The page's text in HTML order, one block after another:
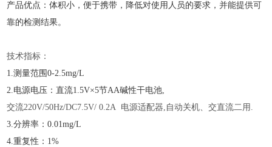
产品优点：体积小，便于携带，降低对使用人员的要求，并能提供可
靠的检测结果。
技术指标：
1.测量范围0-2.5mg/L
2.电源电压：直流1.5V×5节AA碱性干电池,
交流220V/50Hz/DC7.5V/ 0.2A 电源适配器,自动关机、交直流二用.
3.分辨率：0.01mg/L
4.重复性：1%